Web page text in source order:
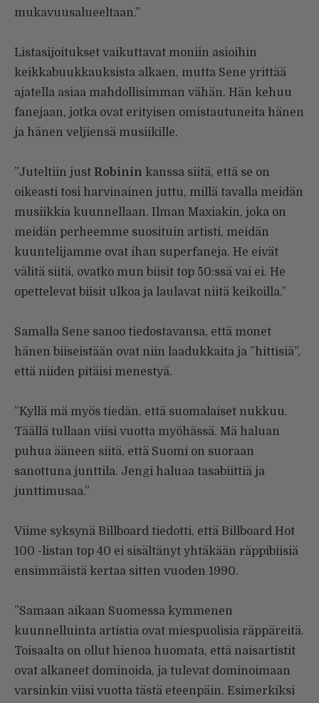
mukavuusalueeltaan.”
Listasijoitukset vaikuttavat moniin asioihin
keikkabuukkauksista alkaen, mutta Sene yrittää
ajatella asiaa mahdollisimman vähän. Hän kehuu
fanejaan, jotka ovat erityisen omistautuneita hänen
ja hänen veljiensä musiikille.
”Juteltiin just Robinin kanssa siitä, että se on
oikeasti tosi harvinainen juttu, millä tavalla meidän
musiikkia kuunnellaan. Ilman Maxiakin, joka on
meidän perheemme suosituin artisti, meidän
kuuntelijamme ovat ihan superfaneja. He eivät
välitä siitä, ovatko mun biisit top 50:ssä vai ei. He
opettelevat biisit ulkoa ja laulavat niitä keikoilla.”
Samalla Sene sanoo tiedostavansa, että monet
hänen biiseistään ovat niin laadukkaita ja ”hittisiä”,
että niiden pitäisi menestyä.
”Kyllä mä myös tiedän, että suomalaiset nukkuu.
Täällä tullaan viisi vuotta myöhässä. Mä haluan
puhua ääneen siitä, että Suomi on suoraan
sanottuna junttila. Jengi haluaa tasabiittiä ja
junttimusaa.”
Viime syksynä Billboard tiedotti, että Billboard Hot
100 -listan top 40 ei sisältänyt yhtäkään räppibiisiä
ensimmäistä kertaa sitten vuoden 1990.
”Samaan aikaan Suomessa kymmenen
kuunnelluinta artistia ovat miespuolisia räppäreitä.
Toisaalta on ollut hienoa huomata, että naisartistit
ovat alkaneet dominoida, ja tulevat dominoimaan
varsinkin viisi vuotta tästä eteenpäin. Esimerkiksi